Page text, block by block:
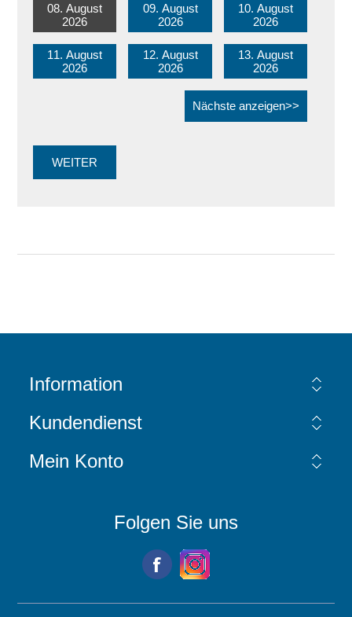
08. August
2026
09. August
2026
10. August
2026
11. August
2026
12. August
2026
13. August
2026
Nächste anzeigen>>
WEITER
Information
Kundendienst
Mein Konto
Folgen Sie uns